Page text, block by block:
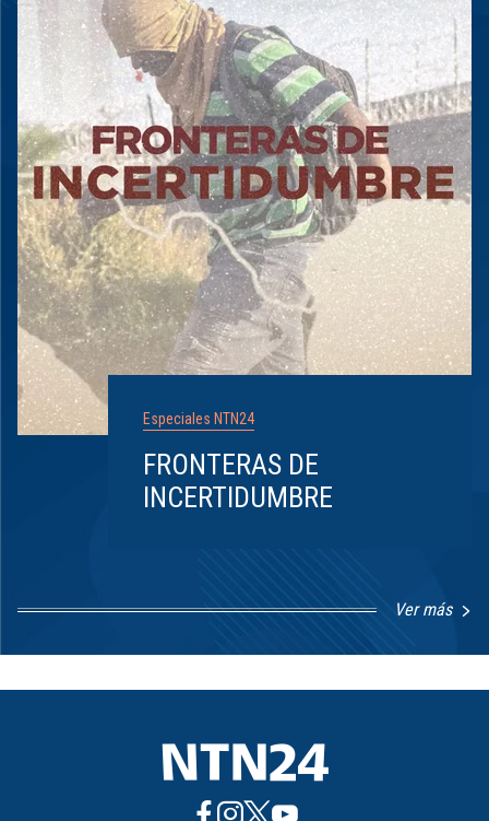
Especiales NTN24
FRONTERAS DE
INCERTIDUMBRE
Ver más
1
8